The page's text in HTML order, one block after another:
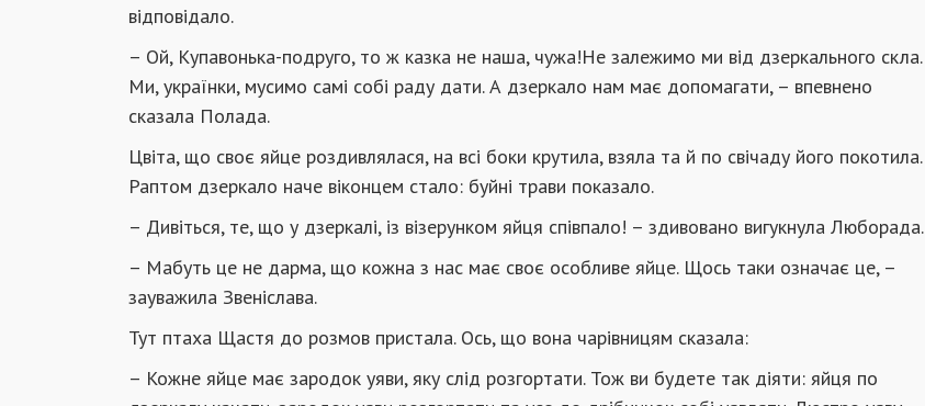
відповідало.
– Ой, Купавонька-подруго, то ж казка не наша, чужа!Не залежимо ми від дзеркального скла.
Ми, українки, мусимо самі собі раду дати. А дзеркало нам має допомагати, – впевнено
сказала Полада.
Цвіта, що своє яйце роздивлялася, на всі боки крутила, взяла та й по свічаду його покотила.
Раптом дзеркало наче віконцем стало: буйні трави показало.
– Дивіться, те, що у дзеркалі, із візерунком яйця співпало! – здивовано вигукнула Люборада.
– Мабуть це не дарма, що кожна з нас має своє особливе яйце. Щось таки означає це, –
зауважила Звеніслава.
Тут птаха Щастя до розмов пристала. Ось, що вона чарівницям сказала:
– Кожне яйце має зародок уяви, яку слід розгортати. Тож ви будете так діяти: яйця по